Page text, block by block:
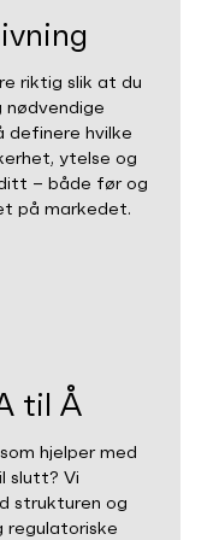
riktig slik at du
nødvendige
definere hvilke
ytelse og
– både før og
på markedet.
til Å
hjelper med
slutt? Vi
strukturen og
regulatoriske